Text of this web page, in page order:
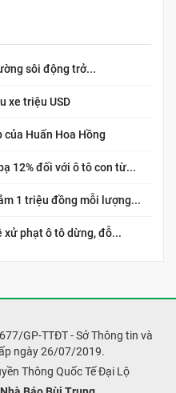
sôi động trở...
xe triệu USD
của Huấn Hoa Hồng
12% đối với ô tô con từ...
1 triệu đồng mỗi lượng...
xử phạt ô tô dừng, đỗ...
GP-TTĐT - Sở Thông tin và
ngày 26/07/2019.
Thông Quốc Tế Đại Lộ